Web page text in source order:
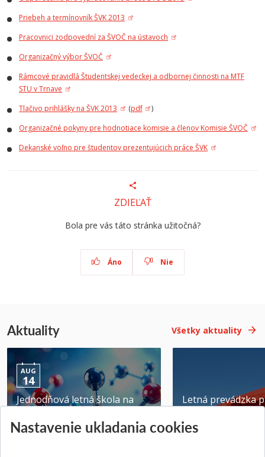
Priebeh a termínovník ŠVK 2013
Pracovnici zodpovední za ŠVOČ na ústavoch
Organizačný výbor ŠVOČ
Rámcové pravidlá Študentskej vedeckej a odbornej činnosti na MTF
STU v Trnave
Tlačivo prihlášky na ŠVK 2013
(pdf
)
Organizačné pokyny pre hodnotiace komisie a členov Komisie ŠVOČ
Dekanské voľno pre študentov prezentujúcich práce ŠVK
ZDIEĽAŤ
Bola pre vás táto stránka užitočná?
Áno Nie
Aktuality Všetky aktuality
AUG
14
Jednodňová letná škola na
Pridané 28.07.2026
Letná prevádzka
Pridané 23.06.2026
Nastavenie ukladania cookies